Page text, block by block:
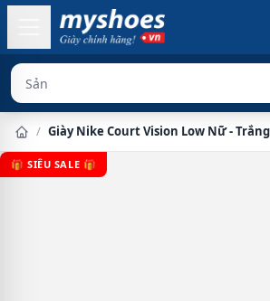
Sản phẩm chín
/ Giày Nike Court Vision Low Nữ -
🎁 SIÊU SALE 🎁